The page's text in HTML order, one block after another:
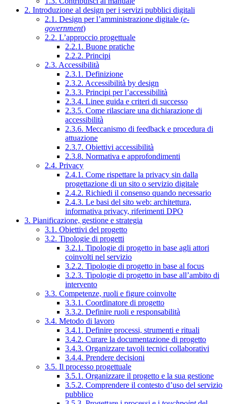
2. Introduzione al design per i servizi pubblici digitali
2.1. Design per l’amministrazione digitale (e-
government)
2.2. L’approccio progettuale
2.2.1. Buone pratiche
2.2.2. Principi
2.3. Accessibilità
2.3.1. Definizione
2.3.2. Accessibilità by design
2.3.3. Principi per l’accessibilità
2.3.4. Linee guida e criteri di successo
2.3.5. Come rilasciare una dichiarazione di
accessibilità
2.3.6. Meccanismo di feedback e procedura di
attuazione
2.3.7. Obiettivi accessibilità
2.3.8. Normativa e approfondimenti
2.4. Privacy
2.4.1. Come rispettare la privacy sin dalla
progettazione di un sito o servizio digitale
2.4.2. Richiedi il consenso quando necessario
2.4.3. Le basi del sito web: architettura,
informativa privacy, riferimenti DPO
3. Pianificazione, gestione e strategia
3.1. Obiettivi del progetto
3.2. Tipologie di progetti
3.2.1. Tipologie di progetto in base agli attori
coinvolti nel servizio
3.2.2. Tipologie di progetto in base al focus
3.2.3. Tipologie di progetto in base all’ambito di
intervento
3.3. Competenze, ruoli e figure coinvolte
3.3.1. Coordinatore di progetto
3.3.2. Definire ruoli e responsabilità
3.4. Metodo di lavoro
3.4.1. Definire processi, strumenti e rituali
3.4.2. Curare la documentazione di progetto
3.4.3. Organizzare tavoli tecnici collaborativi
3.4.4. Prendere decisioni
3.5. Il processo progettuale
3.5.1. Organizzare il progetto e la sua gestione
3.5.2. Comprendere il contesto d’uso del servizio
pubblico